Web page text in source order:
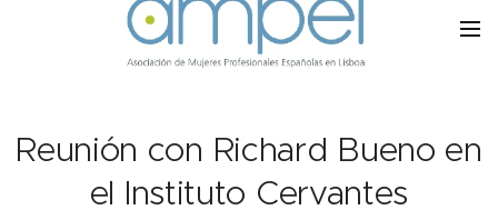
Reunión con Richard Bueno en
el Instituto Cervantes